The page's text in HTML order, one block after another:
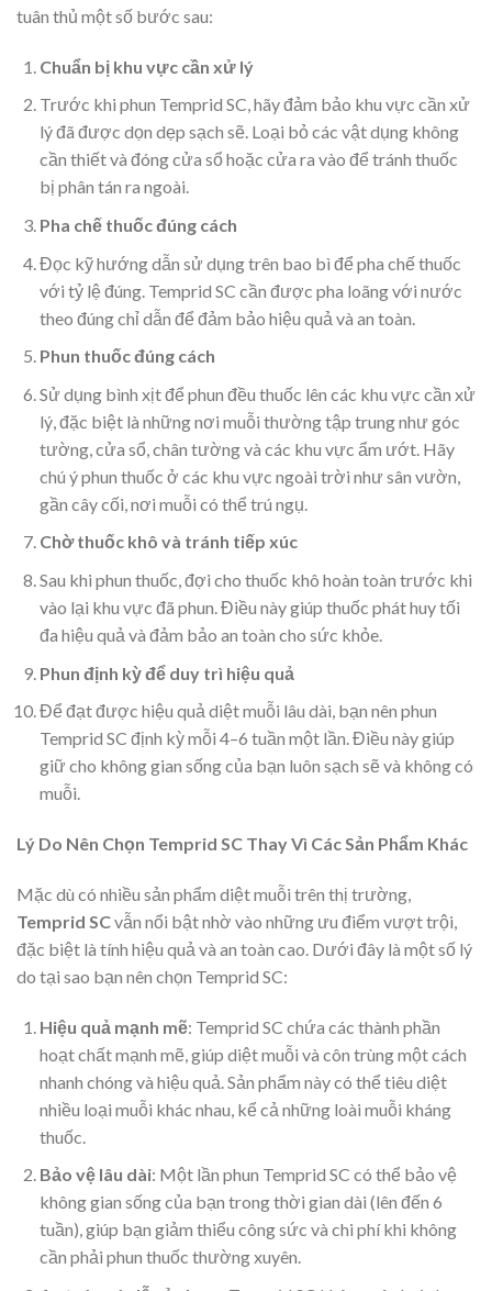
tuân thủ một số bước sau:
Chuẩn bị khu vực cần xử lý
Trước khi phun Temprid SC, hãy đảm bảo khu vực cần xử
lý đã được dọn dẹp sạch sẽ. Loại bỏ các vật dụng không
cần thiết và đóng cửa sổ hoặc cửa ra vào để tránh thuốc
bị phân tán ra ngoài.
Pha chế thuốc đúng cách
Đọc kỹ hướng dẫn sử dụng trên bao bì để pha chế thuốc
với tỷ lệ đúng. Temprid SC cần được pha loãng với nước
theo đúng chỉ dẫn để đảm bảo hiệu quả và an toàn.
Phun thuốc đúng cách
Sử dụng bình xịt để phun đều thuốc lên các khu vực cần xử
lý, đặc biệt là những nơi muỗi thường tập trung như góc
tường, cửa sổ, chân tường và các khu vực ẩm ướt. Hãy
chú ý phun thuốc ở các khu vực ngoài trời như sân vườn,
gần cây cối, nơi muỗi có thể trú ngụ.
Chờ thuốc khô và tránh tiếp xúc
Sau khi phun thuốc, đợi cho thuốc khô hoàn toàn trước khi
vào lại khu vực đã phun. Điều này giúp thuốc phát huy tối
đa hiệu quả và đảm bảo an toàn cho sức khỏe.
Phun định kỳ để duy trì hiệu quả
Để đạt được hiệu quả diệt muỗi lâu dài, bạn nên phun
Temprid SC định kỳ mỗi 4–6 tuần một lần. Điều này giúp
giữ cho không gian sống của bạn luôn sạch sẽ và không có
muỗi.
Lý Do Nên Chọn Temprid SC Thay Vì Các Sản Phẩm Khác
Mặc dù có nhiều sản phẩm diệt muỗi trên thị trường,
Temprid SCvẫn nổi bật nhờ vào những ưu điểm vượt trội,
đặc biệt là tính hiệu quả và an toàn cao. Dưới đây là một số lý
do tại sao bạn nên chọn Temprid SC:
Hiệu quả mạnh mẽ: Temprid SC chứa các thành phần
hoạt chất mạnh mẽ, giúp diệt muỗi và côn trùng một cách
nhanh chóng và hiệu quả. Sản phẩm này có thể tiêu diệt
nhiều loại muỗi khác nhau, kể cả những loài muỗi kháng
thuốc.
Bảo vệ lâu dài: Một lần phun Temprid SC có thể bảo vệ
không gian sống của bạn trong thời gian dài (lên đến 6
tuần), giúp bạn giảm thiểu công sức và chi phí khi không
cần phải phun thuốc thường xuyên.